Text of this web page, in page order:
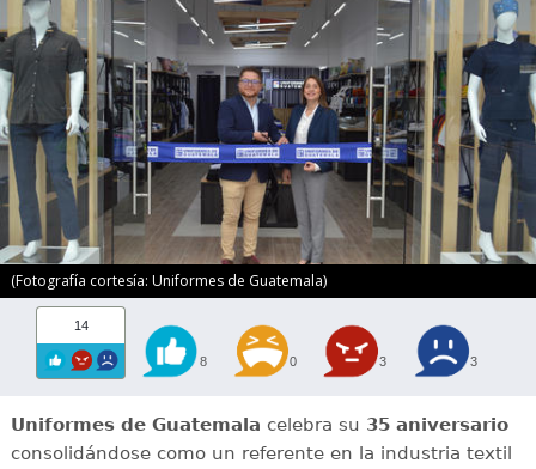
(Fotografía cortesía: Uniformes de Guatemala)
14
8 0 3 3
Uniformes de Guatemala celebra su 35 aniversario
consolidándose como un referente en la industria textil